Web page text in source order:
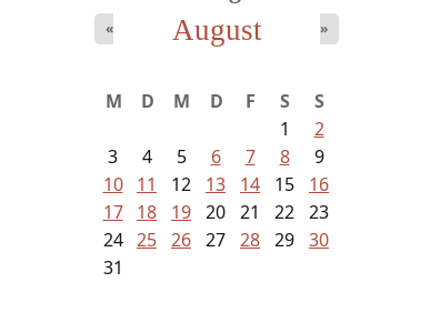
August
« »
M D M D F S
S
1
2
3
4 5 6 7 8
9
10
11 12 13 14 15
16
17
18 19 20 21 22 23
24 25 26 27 28 29 30
31